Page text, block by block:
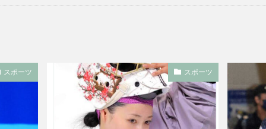
スポーツ スポーツ